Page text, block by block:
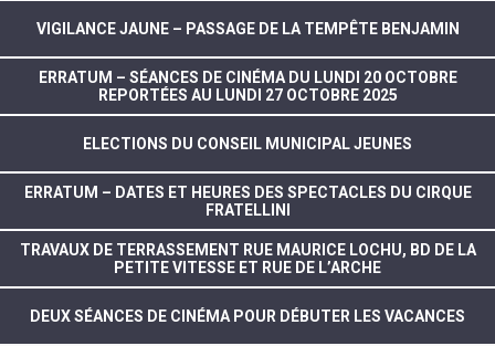
VIGILANCE JAUNE – PASSAGE DE LA TEMPÊTE BENJAMIN
ERRATUM – SÉANCES DE CINÉMA DU LUNDI 20 OCTOBRE
REPORTÉES AU LUNDI 27 OCTOBRE 2025
ELECTIONS DU CONSEIL MUNICIPAL JEUNES
ERRATUM – DATES ET HEURES DES SPECTACLES DU CIRQUE
FRATELLINI
TRAVAUX DE TERRASSEMENT RUE MAURICE LOCHU, BD DE LA
PETITE VITESSE ET RUE DE L’ARCHE
DEUX SÉANCES DE CINÉMA POUR DÉBUTER LES VACANCES